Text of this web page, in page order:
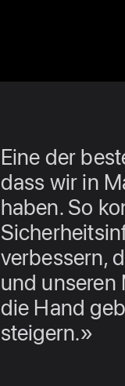
Eine der
dass wir in
haben. So
verbessern,
und unseren
die Hand
steigern.